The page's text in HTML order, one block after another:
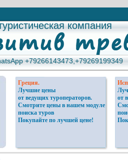
компания
компания
+79266143473,+79269199349
+79266143473,+79269199349
Греция.
Лучшие цены
от ведущих туроператоров.
Смотрите цены в нашем модуле
поиска туров
Покупайте по лучшей цене!
от